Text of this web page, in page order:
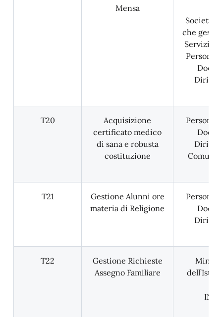
Mensa
Società
che
Servizio
T20
Acquisizione
certificato medico
di sana e robusta
costituzione
Comune;
T21
Gestione Alunni ore
materia di Religione
T22
Gestione Richieste
Assegno Familiare
INPS